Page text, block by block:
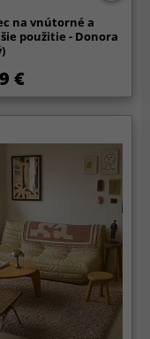
na vnútorné a
použitie - Donora
€